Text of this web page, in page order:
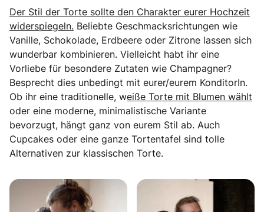
Der Stil der Torte sollte den Charakter eurer Hochzeit
widerspiegeln. Beliebte Geschmacksrichtungen wie
Vanille, Schokolade, Erdbeere oder Zitrone lassen sich
wunderbar kombinieren. Vielleicht habt ihr eine
Vorliebe für besondere Zutaten wie Champagner?
Besprecht dies unbedingt mit eurer/eurem KonditorIn.
Ob ihr eine traditionelle, weiße Torte mit Blumen wählt
oder eine moderne, minimalistische Variante
bevorzugt, hängt ganz von eurem Stil ab. Auch
Cupcakes oder eine ganze Tortentafel sind tolle
Alternativen zur klassischen Torte.